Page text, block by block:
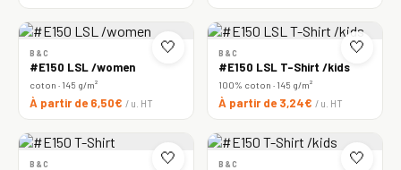
🤍
B&C
#E150 LSL /women
coton · 145 g/m²
À partir de 6,50€ / u. HT
🤍
B&C
#E150 LSL T-Shirt /kids
100% coton · 145 g/m²
À partir de 3,24€ / u. HT
🤍
B&C 🤍
B&C